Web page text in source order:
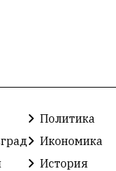
Политика
Икономика
История